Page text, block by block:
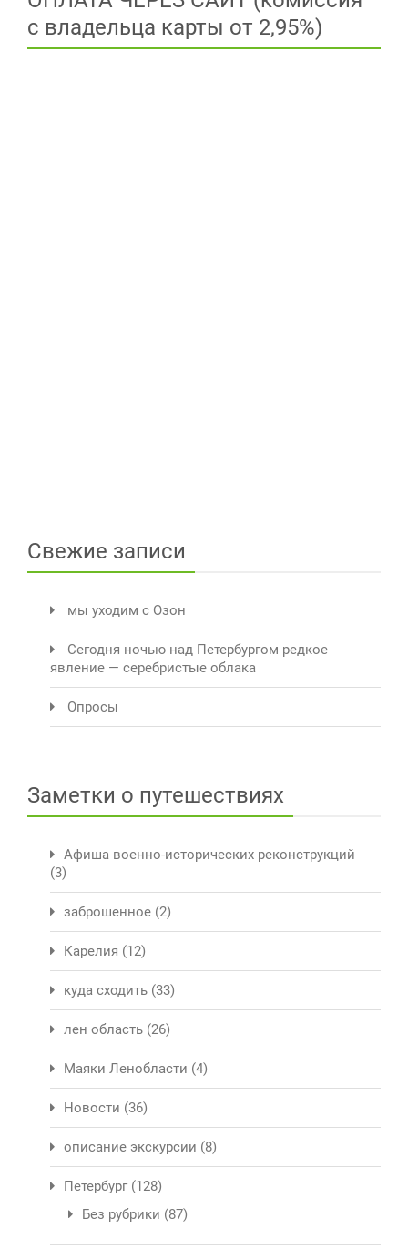
с владельца карты от 2,95%)
Свежие записи
мы уходим с Озон
Сегодня ночью над Петербургом редкое
явление — серебристые облака
Опросы
Заметки о путешествиях
Афиша военно-исторических реконструкций
(3)
заброшенное (2)
Карелия (12)
куда сходить (33)
лен область (26)
Маяки Ленобласти (4)
Новости (36)
описание экскурсии (8)
Петербург (128)
Без рубрики (87)